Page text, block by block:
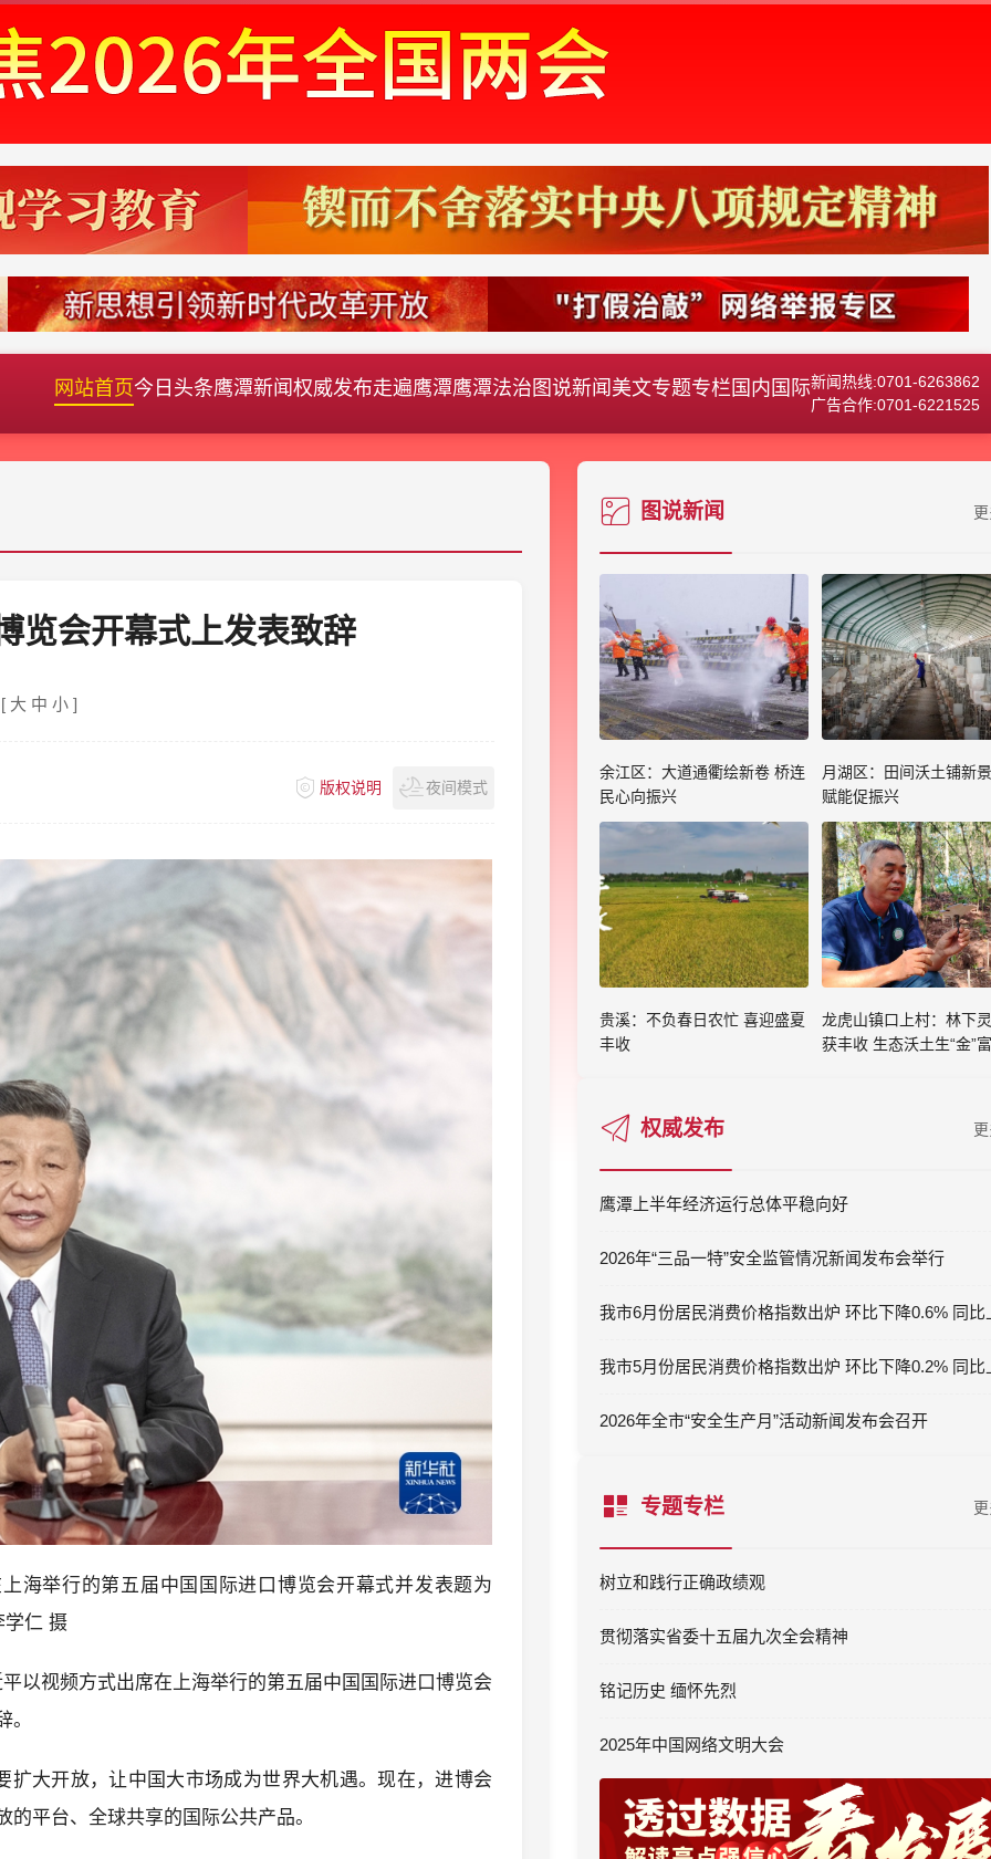
网站首页今日头条鹰潭新闻 权威发布走遍鹰潭鹰潭法治 图说新闻 美文专题专栏 国内国际新闻热线:0701-6263862
广告合作:0701-6221525
览会开幕式上发表致辞
大 中 小 ]
版权说明 夜间模式
海举行的第五届中国国际进口博览会开幕式并发表题为
学仁 摄
以视频方式出席在上海举行的第五届中国国际进口博览会
大开放，让中国大市场成为世界大机遇。现在，进博会
平台、全球共享的国际公共产品。
图说新闻
余江区：大道通衢绘新卷 桥连
民心向振兴
月湖区：田间沃土铺新
赋能促振兴
贵溪：不负春日农忙 喜迎盛夏
丰收
龙虎山镇口上村：林下
获丰收 生态沃土生“金”
权威发布
鹰潭上半年经济运行总体平稳向好
2026年“三品一特”安全监管情况新闻发布会举行
2026年全市“安全生产月”活动新闻发布会召开
专题专栏
树立和践行正确政绩观
贯彻落实省委十五届九次全会精神
铭记历史 缅怀先烈
2025年中国网络文明大会